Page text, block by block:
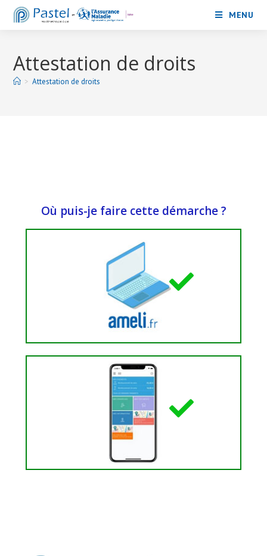
MENU
Attestation de droits
> Attestation de droits
Où puis-je faire cette démarche ?